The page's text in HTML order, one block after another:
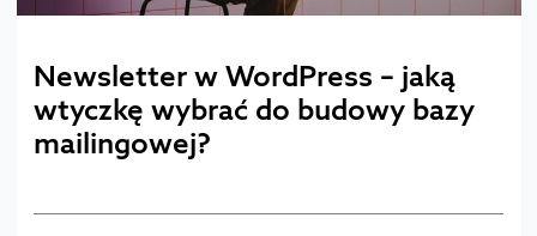
Newsletter w WordPress – jaką
wtyczkę wybrać do budowy bazy
mailingowej?